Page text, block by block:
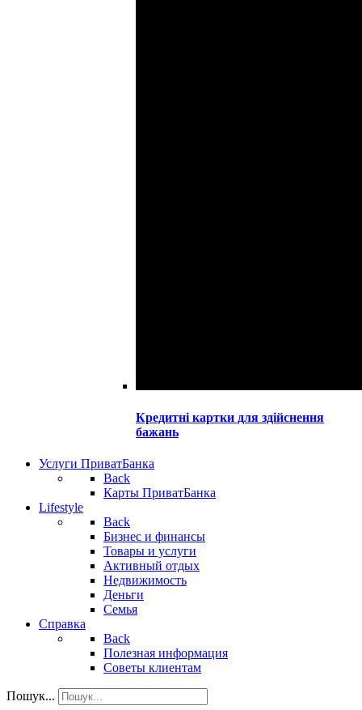
Кредитні картки для здійснення
бажань
Услуги ПриватБанка
Back
Карты ПриватБанка
Lifestyle
Back
Бизнес и финансы
Товары и услуги
Активный отдых
Недвижимость
Деньги
Семья
Справка
Back
Полезная информация
Советы клиентам
Пошук...